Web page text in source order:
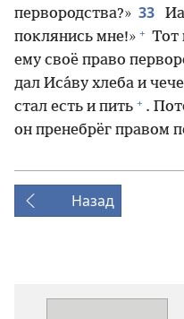
первородства?» 33
поклянись мне!» + Тот
ему своё право
дал Иса́ву хлеба и
стал есть и пить + .
он пренебрёг правом
Назад